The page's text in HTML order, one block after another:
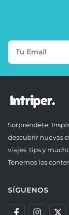
Sorpréndete,
descubrir nuevas
viajes, tips y
Tenemos los
SÍGUENOS